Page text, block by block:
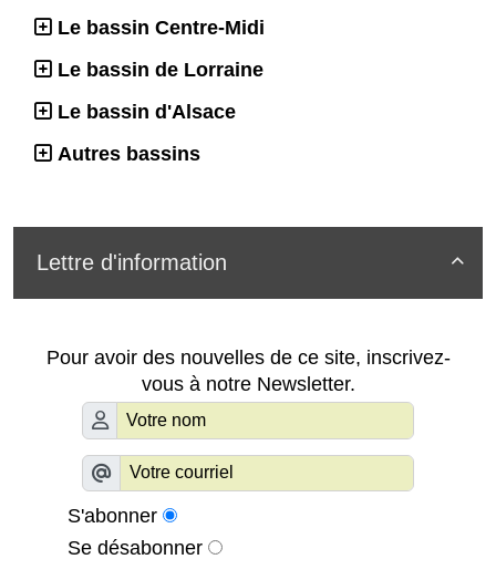
Le bassin Centre-Midi
Le bassin de Lorraine
Le bassin d'Alsace
Autres bassins

Lettre d'information
Pour avoir des nouvelles de ce site, inscrivez-
vous à notre Newsletter.
S'abonner
Se désabonner